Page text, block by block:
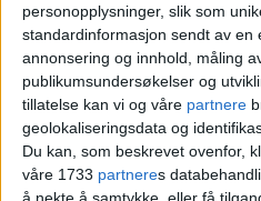
personopplysninger, slik som
standardinformasjon sendt av en
annonsering og innhold, måling
publikumsundersøkelser og
tillatelse kan vi og våre partnere
geolokaliseringsdata og
Du kan, som beskrevet ovenfor,
våre 1733 partneres
Nå oppheves
bilistene i